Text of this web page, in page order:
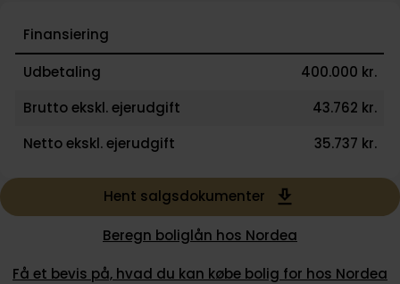
Finansiering
Udbetaling
400.000 kr.
Brutto ekskl. ejerudgift
43.762 kr.
Netto ekskl. ejerudgift
35.737 kr.
Hent salgsdokumenter
Beregn boliglån hos Nordea
Få et bevis på, hvad du kan købe bolig for hos Nordea